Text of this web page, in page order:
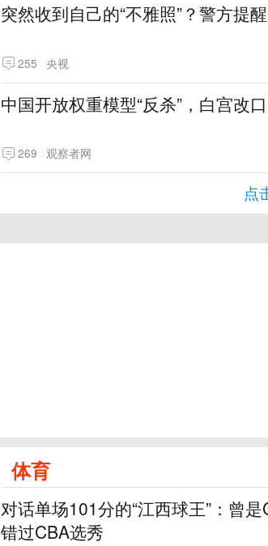
突然收到自己的“不雅照”？警方提
255 央视
中国开放权重模型“反杀”，白宫改
269 观察者网
点
体育
对话单场101分的“江西球王”：曾
错过CBA选秀